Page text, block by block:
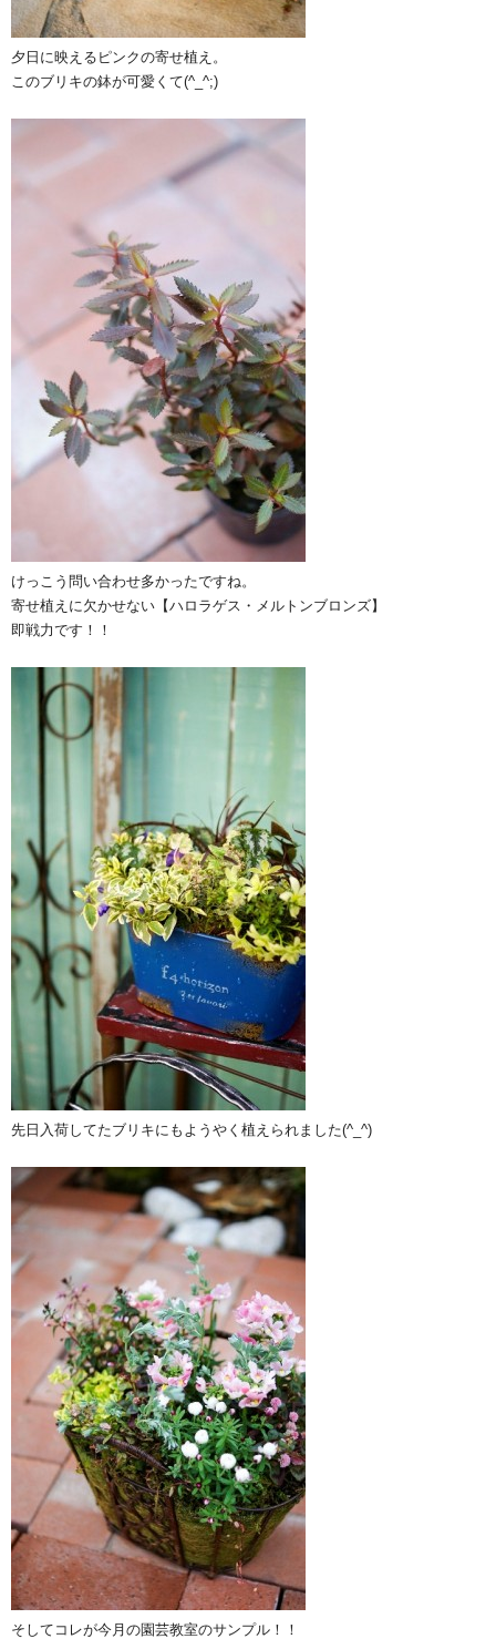
夕日に映えるピンクの寄せ植え。
このブリキの鉢が可愛くて(^_^;)
けっこう問い合わせ多かったですね。
寄せ植えに欠かせない【ハロラゲス・メルトンブロンズ】
即戦力です！！
先日入荷してたブリキにもようやく植えられました(^_^)
そしてコレが今月の園芸教室のサンプル！！